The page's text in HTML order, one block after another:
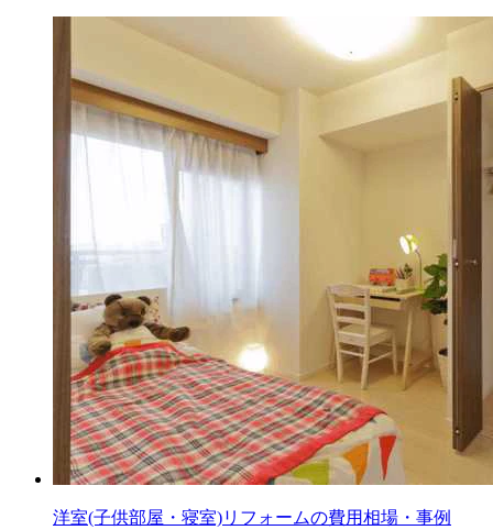
洋室(子供部屋・寝室)リフォームの費用相場・事例